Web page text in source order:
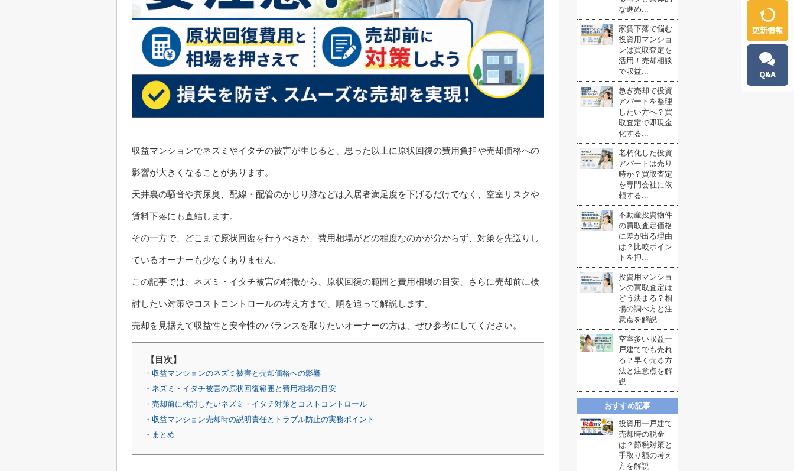
収益マンションでネズミやイタチの被害が生じると、思った以上に原状回復の費用負担や売却価格への
影響が大きくなることがあります。
天井裏の騒音や糞尿臭、配線・配管のかじり跡などは入居者満足度を下げるだけでなく、空室リスクや
賃料下落にも直結します。
その一方で、どこまで原状回復を行うべきか、費用相場がどの程度なのかが分からず、対策を先送りし
ているオーナーも少なくありません。
この記事では、ネズミ・イタチ被害の特徴から、原状回復の範囲と費用相場の目安、さらに売却前に検
討したい対策やコストコントロールの考え方まで、順を追って解説します。
売却を見据えて収益性と安全性のバランスを取りたいオーナーの方は、ぜひ参考にしてください。
【目次】
・収益マンションのネズミ被害と売却価格への影響
・ネズミ・イタチ被害の原状回復範囲と費用相場の目安
・売却前に検討したいネズミ・イタチ対策とコストコントロール
・収益マンション売却時の説明責任とトラブル防止の実務ポイント
・まとめ
な進め...
家賃下落で悩む
投資用マンショ
ンは買取査定を
活用！売却相談
で収益...
急ぎ売却で投資
アパートを整理
したい方へ？買
取査定で即現金
化する...
老朽化した投資
アパートは売り
時か？買取査定
を専門会社に依
頼する...
不動産投資物件
の買取査定価格
に差が出る理由
は？比較ポイン
トを押...
投資用マンショ
ンの買取査定は
どう決まる？相
場の調べ方と注
意点を解説
空室多い収益一
戸建てでも売れ
る？早く売る方
法と注意点を解
説
おすすめ記事
投資用一戸建て
売却時の税金
は？節税対策と
手取り額の考え
方を解説